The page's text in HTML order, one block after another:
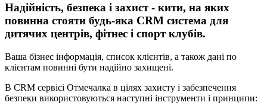
Надійність, безпека і захист - кити, на яких
повинна стояти будь-яка CRM система для
дитячих центрів, фітнес і спорт клубів.
Ваша бізнес інформація, список клієнтів, а також дані по
клієнтам повинні бути надійно захищені.
В CRM сервісі Отмечалка в цілях захисту і забезпечення
безпеки використовуються наступні інструменти і принципи: